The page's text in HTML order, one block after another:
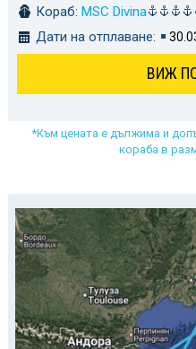
Кораб: MSC Divina
Дати на отплаване:
ВИЖ
*Към цената е дължима и
кораба в